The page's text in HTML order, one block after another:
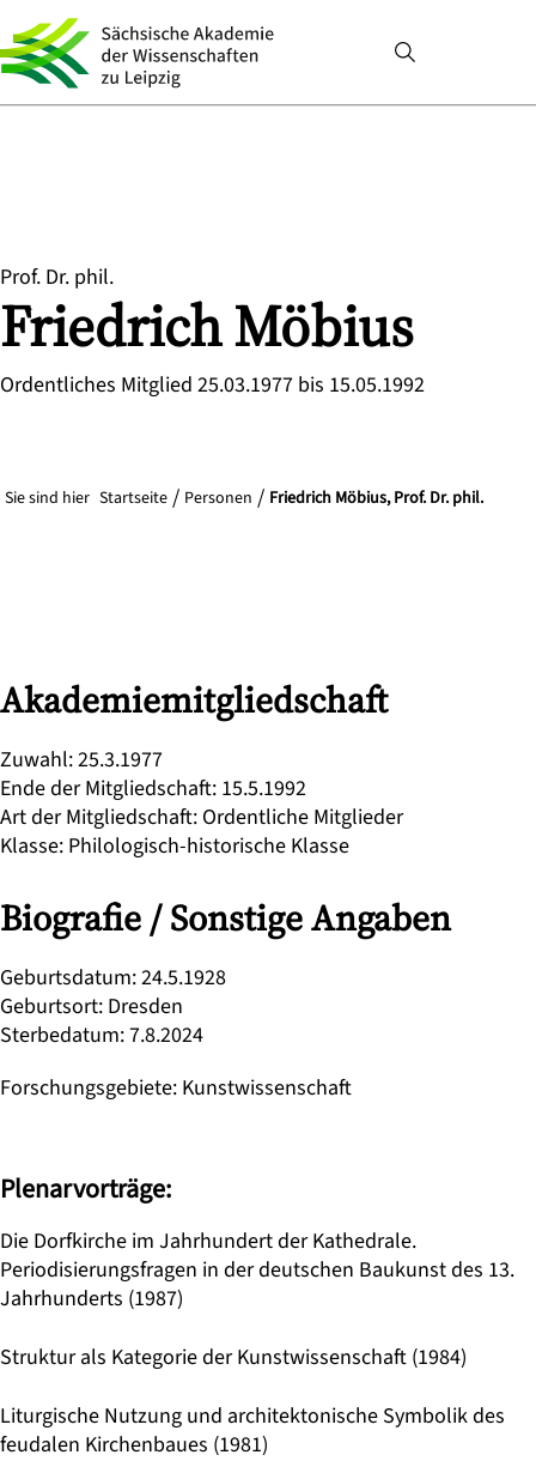
Prof. Dr. phil.
FriedrichMöbius
Ordentliches Mitglied 25.03.1977 bis 15.05.1992
Sie sind hier Startseite Personen Friedrich Möbius, Prof. Dr. phil.
Akademiemitgliedschaft
Zuwahl:25.3.1977
Ende der Mitgliedschaft: 15.5.1992
Art der Mitgliedschaft: Ordentliche Mitglieder
Klasse: Philologisch-historische Klasse
Biografie / Sonstige Angaben
Geburtsdatum:24.5.1928
Geburtsort: Dresden
Sterbedatum:7.8.2024
Forschungsgebiete: Kunstwissenschaft
Plenarvorträge:
Die Dorfkirche im Jahrhundert der Kathedrale.
Periodisierungsfragen in der deutschen Baukunst des 13.
Jahrhunderts (1987)
Struktur als Kategorie der Kunstwissenschaft (1984)
Liturgische Nutzung und architektonische Symbolik des
feudalen Kirchenbaues (1981)